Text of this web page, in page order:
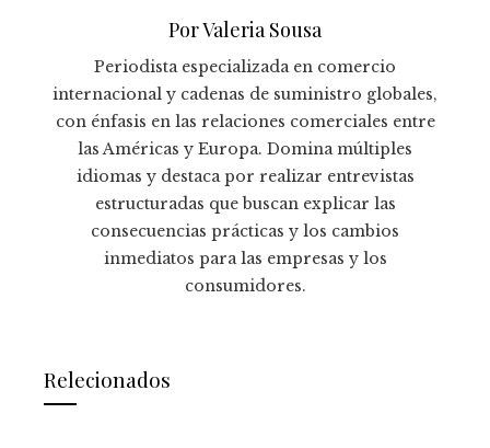
Por Valeria Sousa
Periodista especializada en comercio
internacional y cadenas de suministro globales,
con énfasis en las relaciones comerciales entre
las Américas y Europa. Domina múltiples
idiomas y destaca por realizar entrevistas
estructuradas que buscan explicar las
consecuencias prácticas y los cambios
inmediatos para las empresas y los
consumidores.
Relecionados